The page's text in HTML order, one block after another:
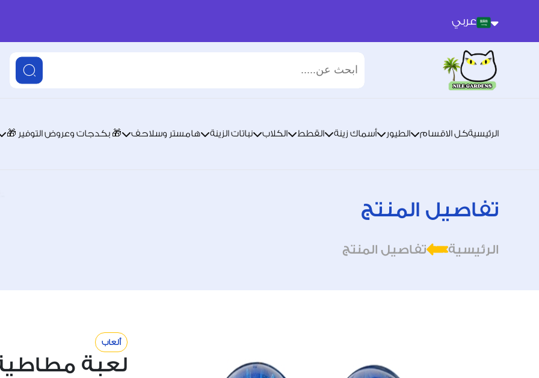
عربي
عربي
انجليزي
الرئيسيةكل الاقسام الطيور أسماك زينة القطط الكلاب نباتات الزينة هامستر وسلاحف 🎁 بكدجات وعروض التوفير 🎁
تفاصيل المنتج
الرئيسية تفاصيل المنتج
ألعاب
لعبة